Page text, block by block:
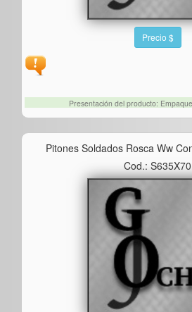
Precio $
Presentación del producto:
Pitones Soldados Rosca Ww
Cod.: S635X70